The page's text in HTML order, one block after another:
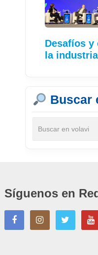
Desafíos y
la
Buscar
Síguenos en